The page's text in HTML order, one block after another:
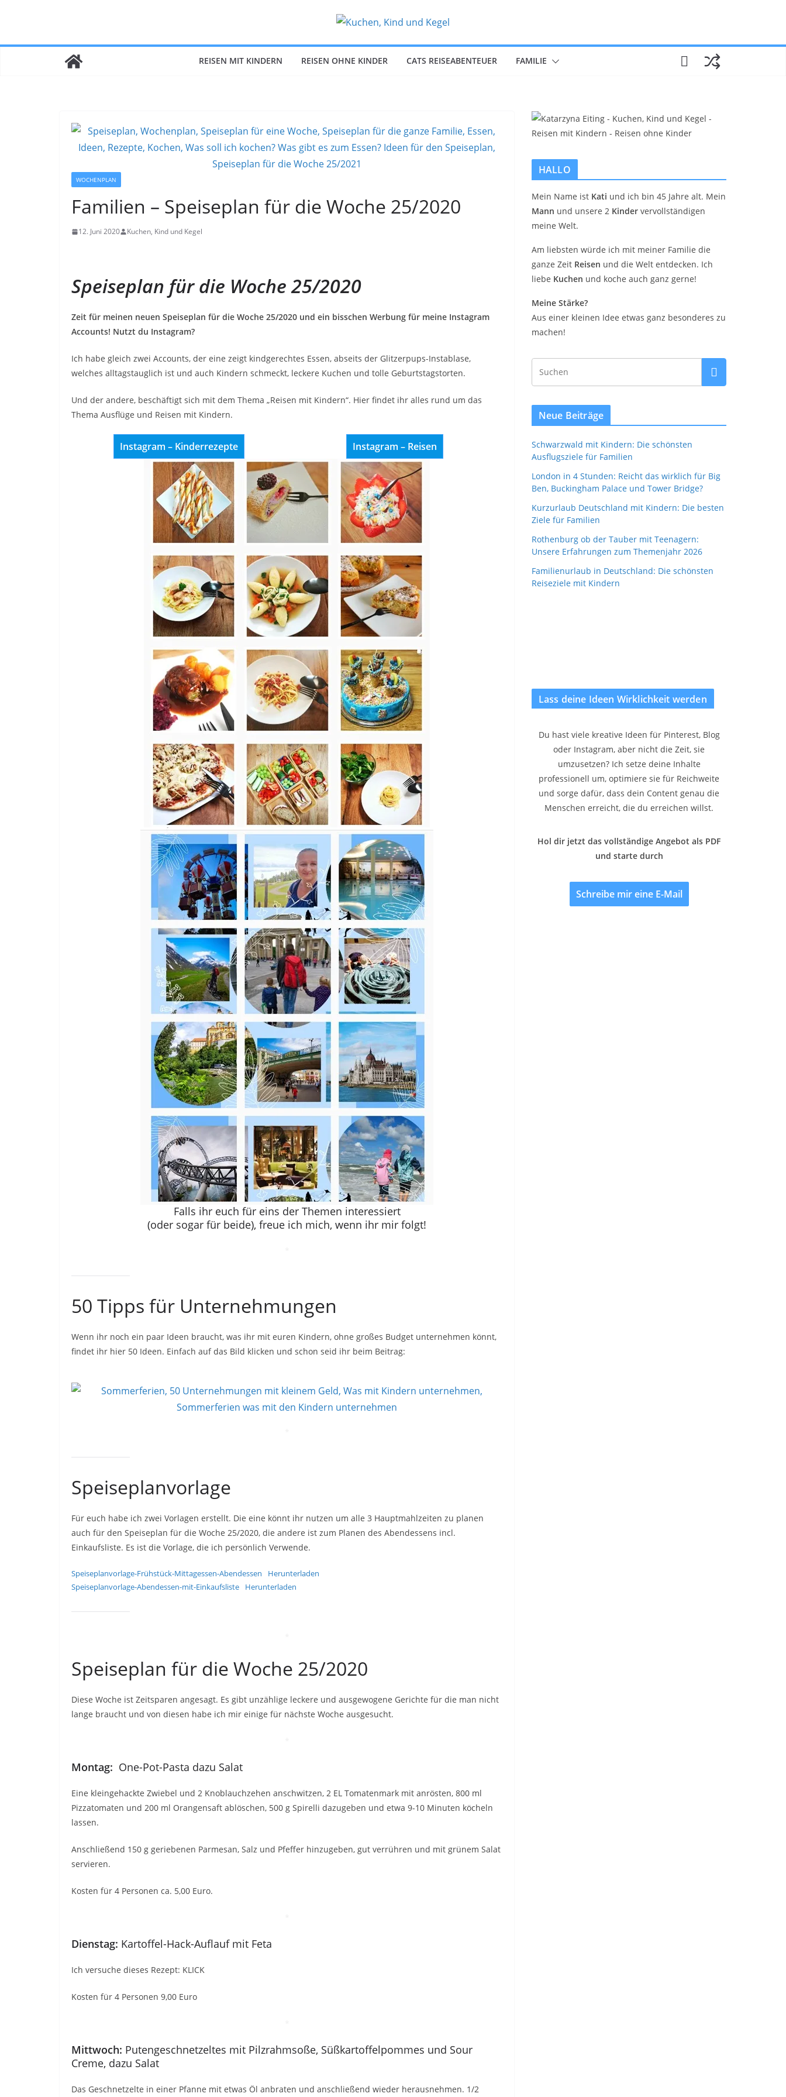
REISEN MIT KINDERN REISEN OHNE KINDER CATS REISEABENTEUER FAMILIE
WOCHENPLAN
Familien – Speiseplan für die Woche 25/2020
12. Juni 2020 Kuchen, Kind und Kegel
Speiseplan für die Woche 25/2020
Zeit für meinen neuen Speiseplan für die Woche 25/2020 und ein bisschen Werbung für meine Instagram
Accounts! Nutzt du Instagram?
Ich habe gleich zwei Accounts, der eine zeigt kindgerechtes Essen, abseits der Glitzerpups-Instablase,
welches alltagstauglich ist und auch Kindern schmeckt, leckere Kuchen und tolle Geburtstagstorten.
Und der andere, beschäftigt sich mit dem Thema „Reisen mit Kindern“. Hier findet ihr alles rund um das
Thema Ausflüge und Reisen mit Kindern.
Instagram – Kinderrezepte Instagram – Reisen
Falls ihr euch für eins der Themen interessiert
(oder sogar für beide), freue ich mich, wenn ihr mir folgt!
50 Tipps für Unternehmungen
Wenn ihr noch ein paar Ideen braucht, was ihr mit euren Kindern, ohne großes Budget unternehmen könnt,
findet ihr hier 50 Ideen. Einfach auf das Bild klicken und schon seid ihr beim Beitrag:
Speiseplanvorlage
Für euch habe ich zwei Vorlagen erstellt. Die eine könnt ihr nutzen um alle 3 Hauptmahlzeiten zu planen
auch für den Speiseplan für die Woche 25/2020, die andere ist zum Planen des Abendessens incl.
Einkaufsliste. Es ist die Vorlage, die ich persönlich Verwende.
Speiseplanvorlage-Frühstück-Mittagessen-Abendessen
Herunterladen
Speiseplanvorlage-Abendessen-mit-Einkaufsliste
Herunterladen
Speiseplan für die Woche 25/2020
Diese Woche ist Zeitsparen angesagt. Es gibt unzählige leckere und ausgewogene Gerichte für die man nicht
lange braucht und von diesen habe ich mir einige für nächste Woche ausgesucht.
Montag: One-Pot-Pasta dazu Salat
Eine kleingehackte Zwiebel und 2 Knoblauchzehen anschwitzen, 2 EL Tomatenmark mit anrösten, 800 ml
Pizzatomaten und 200 ml Orangensaft ablöschen, 500 g Spirelli dazugeben und etwa 9-10 Minuten köcheln
lassen.
Anschließend 150 g geriebenen Parmesan, Salz und Pfeffer hinzugeben, gut verrühren und mit grünem Salat
servieren.
Kosten für 4 Personen ca. 5,00 Euro.
Dienstag: Kartoffel-Hack-Auflauf mit Feta
Ich versuche dieses Rezept: KLICK
Kosten für 4 Personen 9,00 Euro
Mittwoch: Putengeschnetzeltes mit Pilzrahmsoße, Süßkartoffelpommes und Sour
Creme, dazu Salat
Das Geschnetzelte in einer Pfanne mit etwas Öl anbraten und anschließend wieder herausnehmen. 1/2
HALLO
Mein Name ist Kati und ich bin 45 Jahre alt. Mein
Mann und unsere 2 Kinder vervollständigen
meine Welt.
Am liebsten würde ich mit meiner Familie die
ganze Zeit Reisen und die Welt entdecken. Ich
liebe Kuchen und koche auch ganz gerne!
Meine Stärke?
Aus einer kleinen Idee etwas ganz besonderes zu
machen!
Neue Beiträge
Schwarzwald mit Kindern: Die schönsten
Ausflugsziele für Familien
London in 4 Stunden: Reicht das wirklich für Big
Ben, Buckingham Palace und Tower Bridge?
Kurzurlaub Deutschland mit Kindern: Die besten
Ziele für Familien
Rothenburg ob der Tauber mit Teenagern:
Unsere Erfahrungen zum Themenjahr 2026
Familienurlaub in Deutschland: Die schönsten
Reiseziele mit Kindern
Lass deine Ideen Wirklichkeit werden
Du hast viele kreative Ideen für Pinterest, Blog
oder Instagram, aber nicht die Zeit, sie
umzusetzen? Ich setze deine Inhalte
professionell um, optimiere sie für Reichweite
und sorge dafür, dass dein Content genau die
Menschen erreicht, die du erreichen willst.
Hol dir jetzt das vollständige Angebot als PDF
und starte durch
Schreibe mir eine E-Mail